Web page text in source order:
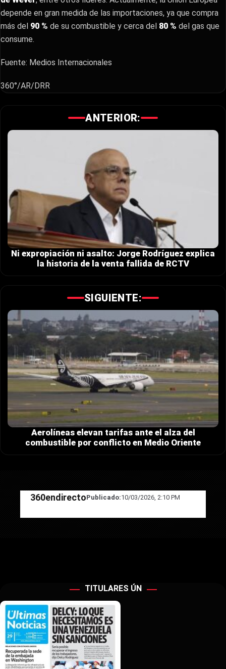
depende en gran medida de las importaciones, ya que compra
más del 90 % de su combustible y cerca del 80 % del gas que
consume.
Fuente: Medios Internacionales
360°/AR/DRR
ANTERIOR:
Ni expropiación ni asalto: Jorge Rodríguez explica
la historia de la venta fallida de RCTV
SIGUIENTE:
Aerolíneas elevan tarifas ante el alza del
combustible por conflicto en Medio Oriente
360endirectoPublicado:10/03/2026, 2:10 PM
TITULARES ÚN